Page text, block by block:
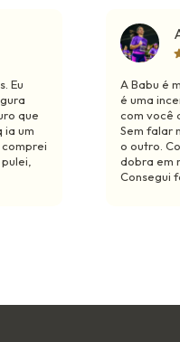
Eu
que
ia um
A Babu é
é uma
com você
Sem falar
o outro.
dobra em
Consegui